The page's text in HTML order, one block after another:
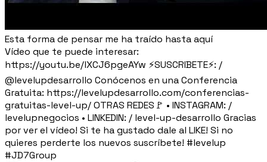
Esta forma de pensar me ha traído hasta aquí
Vídeo que te puede interesar:
https://youtu.be/lXCJ6pgeAYw ⚡SUSCRIBETE⚡: /
@levelupdesarrollo Conócenos en una Conferencia
Gratuita: https://levelupdesarrollo.com/conferencias-
gratuitas-level-up/ OTRAS REDES🚩 • INSTAGRAM: /
levelupnegocios • LINKEDIN: / level-up-desarrollo Gracias
por ver el vídeo! Si te ha gustado dale al LIKE! Si no
quieres perderte los nuevos suscríbete! #levelup
#JD7Group